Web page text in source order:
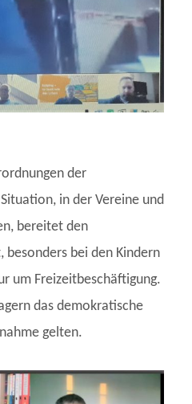
der
in der Vereine und
bereitet den
bei den Kindern
um Freizeitbeschäftigung.
das demokratische
gelten.